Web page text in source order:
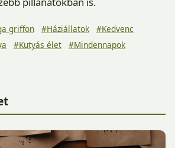
griffon #Háziállatok
#Kedvenc
#Kutyás élet
#Mindennapok